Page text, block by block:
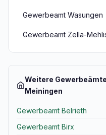
Gewerbeamt Wasungen
Gewerbeamt Zella-
Weitere
Meiningen
Gewerbeamt Belrieth
Gewerbeamt Birx